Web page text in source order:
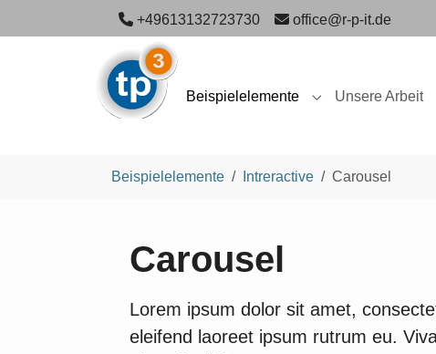
Skip to main navigation
Skip to main content
Skip to page footer
+49613132723730 office@r-p-it.de
Beispielelemente
Submenu for
Unsere Arbeit
Beispielelemente Intreractive Carousel
Carousel
Lorem ipsum dolor sit amet,
eleifend laoreet ipsum rutrum eu.